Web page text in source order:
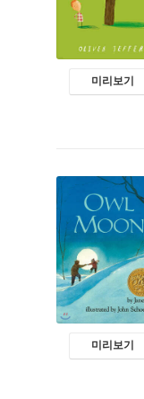
미리보기
미리보기